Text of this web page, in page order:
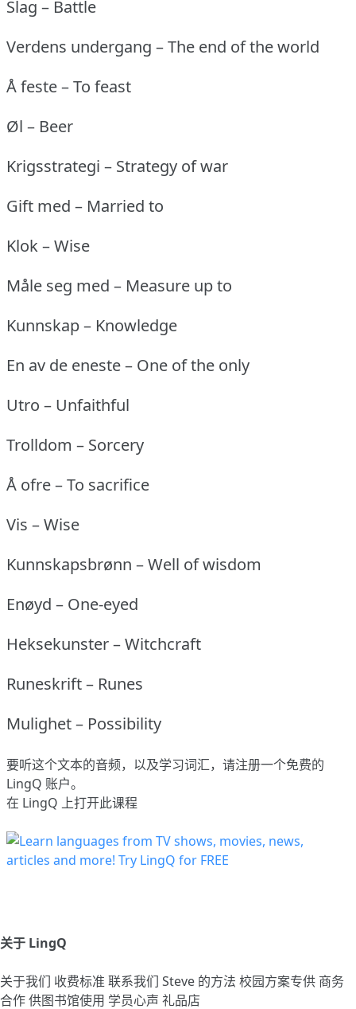
Slag – Battle
Verdens undergang – The end of the world
Å feste – To feast
Øl – Beer
Krigsstrategi – Strategy of war
Gift med – Married to
Klok – Wise
Måle seg med – Measure up to
Kunnskap – Knowledge
En av de eneste – One of the only
Utro – Unfaithful
Trolldom – Sorcery
Å ofre – To sacrifice
Vis – Wise
Kunnskapsbrønn – Well of wisdom
Enøyd – One-eyed
Heksekunster – Witchcraft
Runeskrift – Runes
Mulighet – Possibility
要听这个文本的音频，以及学习词汇，请注册一个免费的
LingQ 账户。
在 LingQ 上打开此课程
关于 LingQ
关于我们 收费标准 联系我们 Steve 的方法 校园方案专供 商务
合作供图书馆使用 学员心声 礼品店